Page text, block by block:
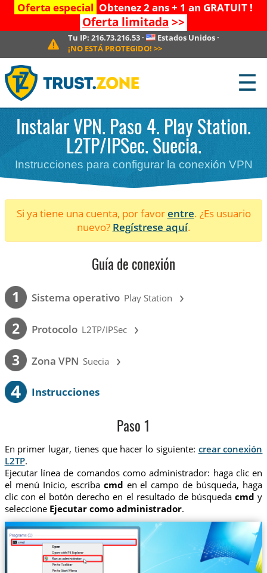
Oferta especial Obtenez 2 ans + 1 an GRATUIT !
Oferta limitada >>
Tu IP:216.73.216.53 · Estados Unidos·
¡NO ESTÁ PROTEGIDO! >>
☰
Instalar VPN. Paso 4. Play Station.
L2TP/IPSec. Suecia.
Instrucciones para configurar la conexión VPN
Si ya tiene una cuenta, por favorentre. ¿Es usuario
nuevo? Regístrese aquí.
Guía de conexión
1 Sistema operativo Play Station ›
2 Protocolo L2TP/IPSec ›
3 Zona VPN Suecia ›
4 Instrucciones
Paso 1
En primer lugar, tienes que hacer lo siguiente: crear conexión
L2TP.
Ejecutar línea de comandos como administrador: haga clic en
el menú Inicio, escriba cmd en el campo de búsqueda, haga
clic con el botón derecho en el resultado de búsquedacmd y
seleccione Ejecutar como administrador.